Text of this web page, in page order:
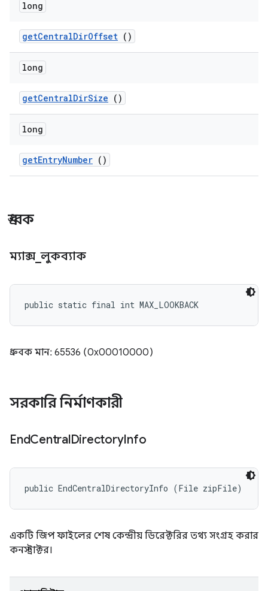
long
getCentralDirOffset ()
long
getCentralDirSize ()
long
getEntryNumber ()
ধ্রুবক
ম্যাক্স_লুকব্যাক
public static final int MAX_LOOKBACK
ধ্রুবক মান: 65536 (0x00010000)
সরকারি নির্মাণকারী
EndCentralDirectoryInfo
public EndCentralDirectoryInfo (File zipFile)
একটি জিপ ফাইলের শেষ কেন্দ্রীয় ডিরেক্টরির তথ্য সংগ্রহ করার
কনস্ট্রাক্টর।